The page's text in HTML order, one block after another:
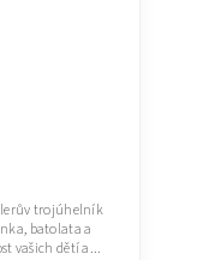
trojúhelník
batolata a
vašich dětí a...